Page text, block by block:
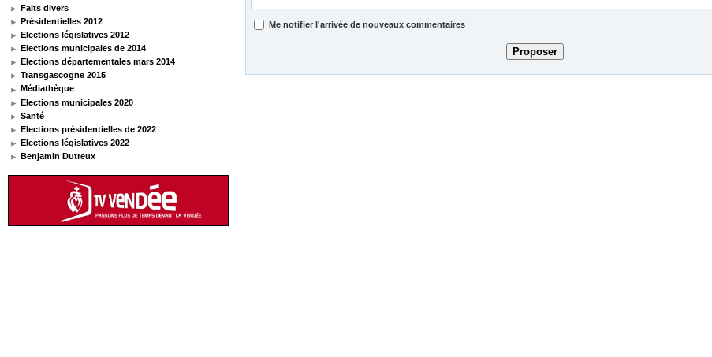
Faits divers
Présidentielles 2012
Elections législatives 2012
Elections municipales de 2014
Elections départementales mars 2014
Transgascogne 2015
Médiathèque
Elections municipales 2020
Santé
Elections présidentielles de 2022
Elections législatives 2022
Benjamin Dutreux
Me notifier l'arrivée de nouveaux commentaires